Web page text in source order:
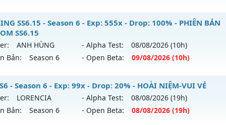
Non Reset
Mu Nguyên bản Webzen
XShield
Atlans - free 99%,boss nhiều-hồi sinh
mới ra tháng 08 2026 - Mở máy chủAtlans vào 13h ngày
500x - Drop: 20%
loại: Mu Nguyên bản Webzen
chống hack 99%
SS6.15 - Season 6 - Exp: 555x - Drop: 100% - PHIÊN BẢN
SS6.15
ANH HÙNG - Alpha Test: 08/08/2026 (10h)
Bản:
Season 6 - Open Beta: 09/08/2026 (10h)
KING SS6.15 - PHIÊN BẢN CUSTOM SS6.15
mới ra tháng 08 2026 - Mở máy chủANH HÙNG vào 10h
- Season 6 - Exp: 99x - Drop: 20% - HOÀI NIỆM-VUI VẺ
LORENCIA - Alpha Test: 08/08/2026 (19h)
Bản:
Season 6 - Open Beta: 08/08/2026 (19h)